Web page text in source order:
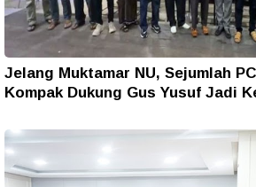
Jelang Muktamar NU, Sejumlah
Kompak Dukung Gus Yusuf Jadi